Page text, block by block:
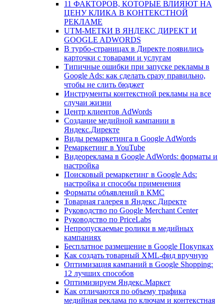
11 ФАКТОРОВ, КОТОРЫЕ ВЛИЯЮТ НА
ЦЕНУ КЛИКА В КОНТЕКСТНОЙ
РЕКЛАМЕ
UTM-МЕТКИ В ЯНДЕКС ДИРЕКТ И
GOOGLE ADWORDS
В турбо-страницах в Директе появились
карточки с товарами и услугам
Типичные ошибки при запуске рекламы в
Google Ads: как сделать сразу правильно,
чтобы не слить бюджет
Инструменты контекстной рекламы на все
случаи жизни
Центр клиентов AdWords
Создание медийной кампании в
Яндекс.Директе
Виды ремаркетинга в Google AdWords
Ремаркетинг в YouTube
Видеореклама в Google AdWords: форматы и
настройка
Поисковый ремаркетинг в Google Ads:
настройка и способы применения
Форматы объявлений в КМС
Товарная галерея в Яндекс Директе
Руководство по Google Merchant Center
Руководство по PriceLabs
Непропускаемые ролики в медийных
кампаниях
Бесплатное размещение в Google Покупках
Как создать товарный XML-фид вручную
Оптимизация кампаний в Google Shopping:
12 лучших способов
Оптимизируем Яндекс.Маркет
Как отличаются по объему трафика
медийная реклама по ключам и контекстная